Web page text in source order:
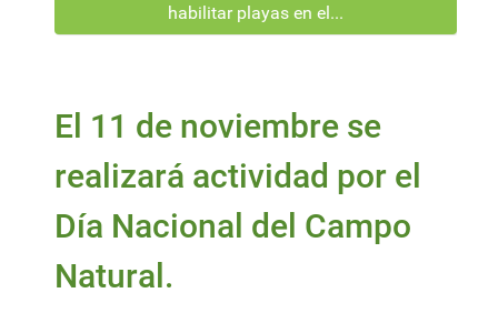
habilitar playas en el...
El 11 de noviembre se
realizará actividad por el
Día Nacional del Campo
Natural.